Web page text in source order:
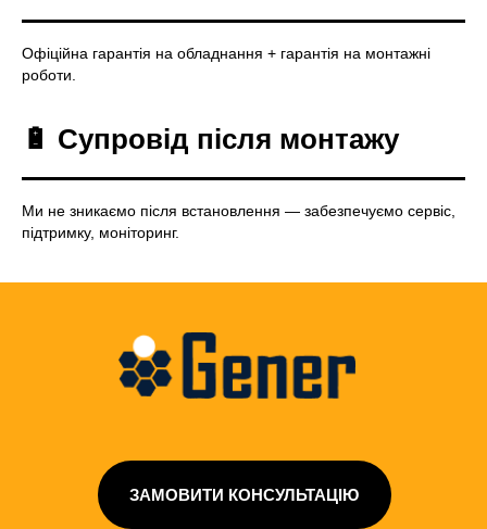
Офіційна гарантія на обладнання + гарантія на монтажні
роботи.
🔋 Супровід після монтажу
Ми не зникаємо після встановлення — забезпечуємо сервіс,
підтримку, моніторинг.